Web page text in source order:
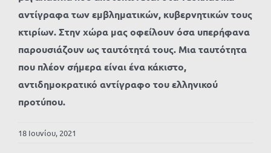
αντίγραφα των εμβληματικών, κυβερνητικών τους
κτιρίων. Στην χώρα μας οφείλουν όσα υπερήφανα
παρουσιάζουν ως ταυτότητά τους. Μια ταυτότητα
που πλέον σήμερα είναι ένα κάκιστο,
αντιδημοκρατικό αντίγραφο του ελληνικού
προτύπου.
18 Ιουνίου, 2021